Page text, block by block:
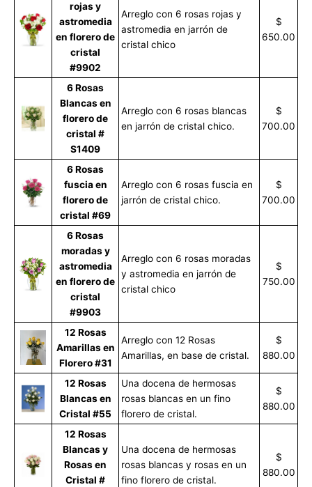
rojas y
astromedia
en florero de
cristal
#9902
Arreglo con 6 rosas rojas y
astromedia en jarrón de
cristal chico
$
650.00
6 Rosas
Blancas en
florero de
cristal #
S1409
Arreglo con 6 rosas blancas
en jarrón de cristal chico.
$
700.00
6 Rosas
fuscia en
florero de
cristal #69
Arreglo con 6 rosas fuscia en
jarrón de cristal chico.
$
700.00
6 Rosas
moradas y
astromedia
en florero de
cristal
#9903
Arreglo con 6 rosas moradas
y astromedia en jarrón de
cristal chico
$
750.00
12 Rosas
Amarillas en
Florero #31
Arreglo con 12 Rosas
Amarillas, en base de cristal.
$
880.00
12 Rosas
Blancas en
Cristal #55
Una docena de hermosas
rosas blancas en un fino
florero de cristal.
$
880.00
12 Rosas
Blancas y
Rosas en
Cristal #
Una docena de hermosas
rosas blancas y rosas en un
fino florero de cristal.
$
880.00